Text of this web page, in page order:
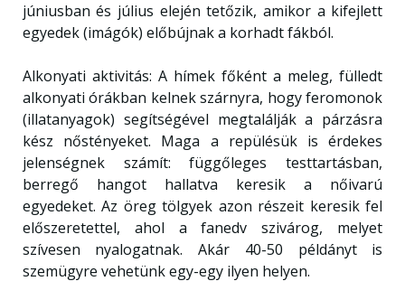
júniusban és július elején tetőzik, amikor a kifejlett
egyedek (imágók) előbújnak a korhadt fákból.
Alkonyati aktivitás: A hímek főként a meleg, fülledt
alkonyati órákban kelnek szárnyra, hogy feromonok
(illatanyagok) segítségével megtalálják a párzásra
kész nőstényeket. Maga a repülésük is érdekes
jelenségnek számít: függőleges testtartásban,
berregő hangot hallatva keresik a nőivarú
egyedeket. Az öreg tölgyek azon részeit keresik fel
előszeretettel, ahol a fanedv szivárog, melyet
szívesen nyalogatnak. Akár 40-50 példányt is
szemügyre vehetünk egy-egy ilyen helyen.